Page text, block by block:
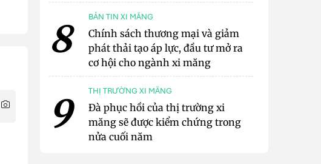
8 BẢN TIN XI MĂNG
Chính sách thương mại và giảm
phát thải tạo áp lực, đầu tư mở ra
cơ hội cho ngành xi măng
9 THỊ TRƯỜNG XI MĂNG
Đà phục hồi của thị trường xi
măng sẽ được kiểm chứng trong
nửa cuối năm